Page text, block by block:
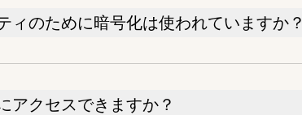
ィのために暗号化は使われていますか？
アクセスできますか？